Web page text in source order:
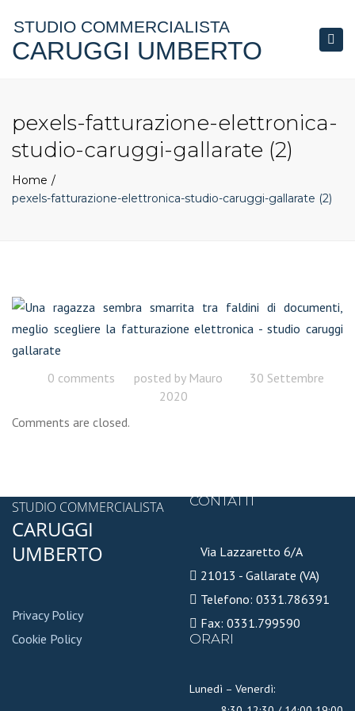
STUDIO COMMERCIALISTA
CARUGGI UMBERTO
pexels-fatturazione-elettronica-
studio-caruggi-gallarate (2)
Home
pexels-fatturazione-elettronica-studio-caruggi-gallarate (2)
0 comments posted by Mauro
30 Settembre
2020
Comments are closed.
STUDIO COMMERCIALISTA
CARUGGI
UMBERTO
Privacy Policy
Cookie Policy
CONTATTI
Via Lazzaretto 6/A
21013 - Gallarate (VA)
Telefono: 0331.786391
Fax: 0331.799590
ORARI
Lunedì – Venerdì: